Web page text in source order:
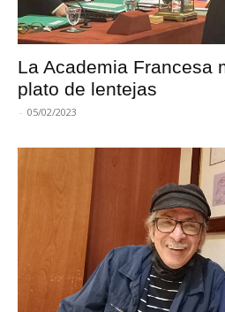
La Academia Francesa
plato de lentejas
- 05/02/2023